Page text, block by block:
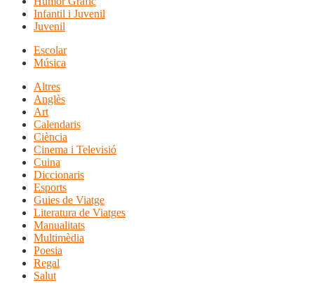
Infantil i Juvenil
Juvenil
Escolar
Música
Altres
Anglès
Art
Calendaris
Ciència
Cinema i Televisió
Cuina
Diccionaris
Esports
Guies de Viatge
Literatura de Viatges
Manualitats
Multimèdia
Poesia
Regal
Salut